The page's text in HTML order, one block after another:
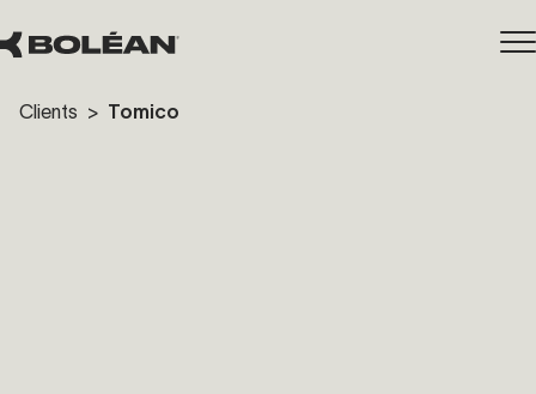
Clients > Tomico